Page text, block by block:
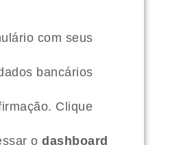
com seus
bancários
Clique
o dashboard